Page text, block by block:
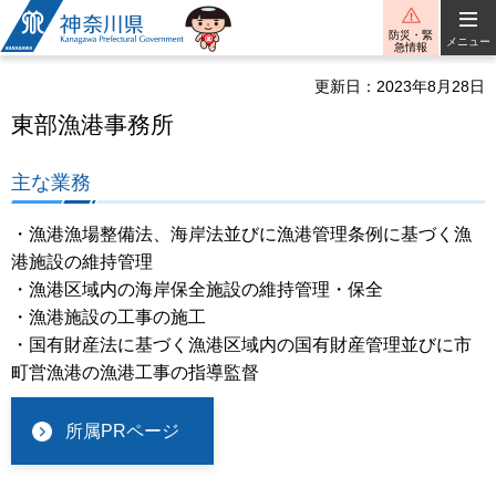
神奈川県
防災・緊
急情報
メニュー
更新日：2023年8月28日
東部漁港事務所
主な業務
・漁港漁場整備法、海岸法並びに漁港管理条例に基づく漁
港施設の維持管理
・漁港区域内の海岸保全施設の維持管理・保全
・漁港施設の工事の施工
・国有財産法に基づく漁港区域内の国有財産管理並びに市
町営漁港の漁港工事の指導監督
所属PRページ